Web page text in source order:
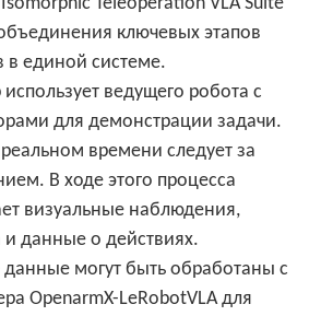
ключевых этапов
в единой системе.
ведущего робота с
для демонстрации задачи.
времени следует за
В ходе этого процесса
визуальные наблюдения,
и данные о действиях.
могут быть обработаны с
OpenarmX-LeRobotVLA для